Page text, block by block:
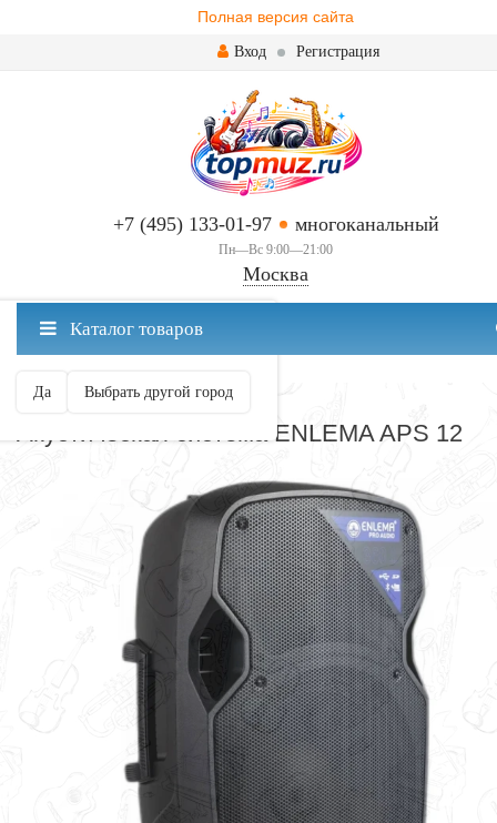
Полная версия сайта
Вход Регистрация
+7 (495) 133-01-97 многоканальный
Пн—Вс 9:00—21:00
Москва
Москва ваш город?
Да Выбрать другой город
Каталог товаров
ВСЕ ДЛЯ ГИТАРЫ
Акустическая система ENLEMA APS 12